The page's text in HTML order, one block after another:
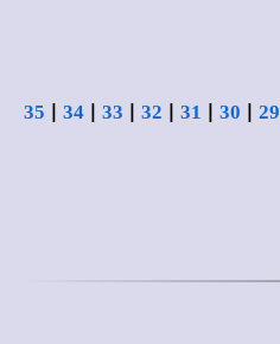
29
|
30
|
31
|
32
|
33
|
34
|
35